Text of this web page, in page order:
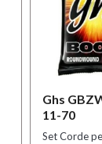
Ghs
11-70
Set Corde